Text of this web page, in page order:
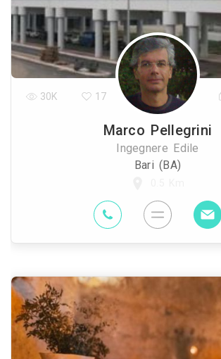
Marco Pellegrini
Ingegnere Edile
Bari (BA)
30K 17